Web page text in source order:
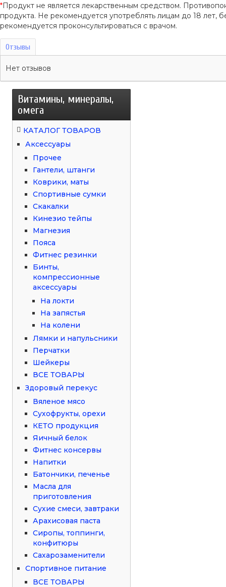
*Продукт не является лекарственным средством.
продукта. Не рекомендуется употреблять лицам до 18
рекомендуется проконсультироваться с врачом.
Отзывы
Нет отзывов
Витамины, минералы,
омега
КАТАЛОГ ТОВАРОВ
Аксессуары
Прочее
Гантели, штанги
Коврики, маты
Спортивные сумки
Скакалки
Кинезио тейпы
Магнезия
Пояса
Фитнес резинки
Бинты,
компрессионные
аксессуары
На локти
На запястья
На колени
Лямки и напульсники
Перчатки
Шейкеры
ВСЕ ТОВАРЫ
Здоровый перекус
Вяленое мясо
Сухофрукты, орехи
КЕТО продукция
Яичный белок
Фитнес консервы
Напитки
Батончики, печенье
Масла для
приготовления
Сухие смеси, завтраки
Арахисовая паста
Сиропы, топпинги,
конфитюры
Сахарозаменители
Спортивное питание
ВСЕ ТОВАРЫ